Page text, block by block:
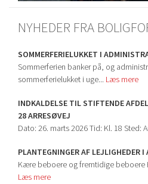
NYHEDER FRA
SOMMERFERIELUKKET I
Sommerferien banker på, og
sommerferielukket i uge... Læs mere
INDKALDELSE TIL STIFTENDE
28 ARRESØVEJ
Dato: 26. marts 2026 Tid: Kl. 18 Sted:
PLANTEGNINGER AF LEJLIGHEDER
Kære beboere og fremtidige beboere
Læs mere